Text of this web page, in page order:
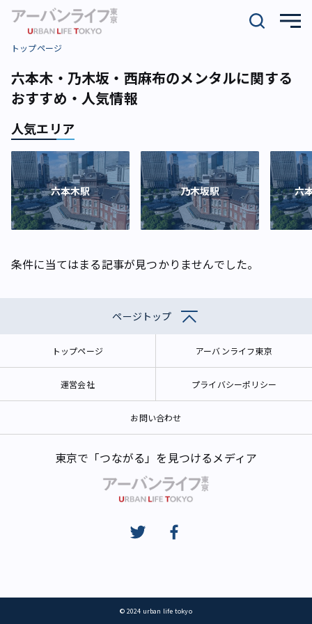
トップページ
六本木・乃木坂・西麻布のメンタルに関する
おすすめ・人気情報
人気エリア
六本木駅 乃木坂駅 六
条件に当てはまる記事が見つかりませんでした。
ページトップ
トップページ アーバンライフ東京
運営会社 プライバシーポリシー
お問い合わせ
東京で「つながる」を見つけるメディア
© 2024 urban life tokyo